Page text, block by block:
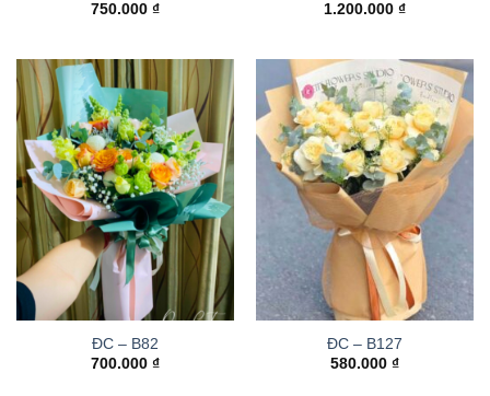
750.000 ₫
1.200.000 ₫
ĐC – B82
700.000 ₫
ĐC – B127
580.000 ₫